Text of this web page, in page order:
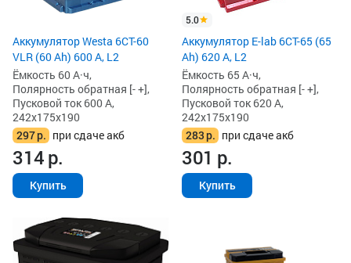
Аккумулятор Westa 6СТ-60
VLR (60 Ah) 600 А, L2
Ёмкость 60 А·ч,
Полярность обратная [- +],
Пусковой ток 600 А,
242x175x190
297р. при сдаче акб
314р.
Купить
5.0
Аккумулятор E-lab 6СТ-65 (65
Ah) 620 А, L2
Ёмкость 65 А·ч,
Полярность обратная [- +],
Пусковой ток 620 А,
242x175x190
283р. при сдаче акб
301 р.
Купить